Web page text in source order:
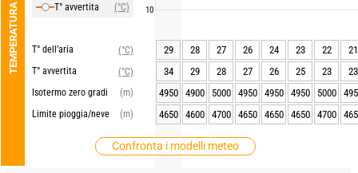
TEMPERATURA
T° avvertita
(°C)
T° dell’aria
(°C)
T° avvertita
(°C)
Isotermo zero gradi
(m)
Limite pioggia/neve
(m)
Confronta i modelli meteo
10
29 28 27 26 24 23 22
21
34
29 28 27 26 25 23
23
4950
4900 5000 4950 4950 4950 5000
4650
4600 4700 4650 4650 4650 4700